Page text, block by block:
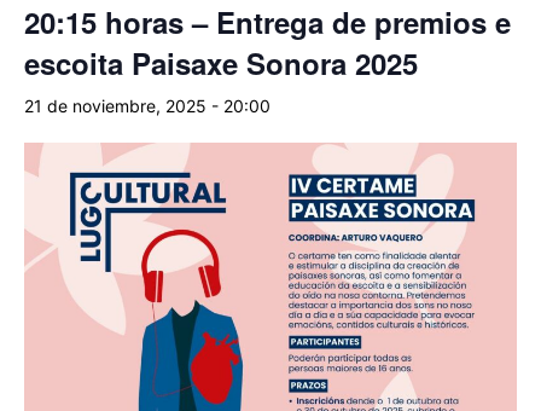
20:15 horas – Entrega de premios e
escoita Paisaxe Sonora 2025
21 de noviembre, 2025 - 20:00